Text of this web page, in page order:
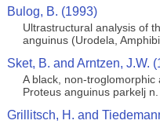
Bulog, B. (1993)
Ultrastructural analysis of
anguinus (Urodela,
Sket, B. and Arntzen, J.W.
A black, non-
Proteus anguinus parkelj
Grillitsch, H. and